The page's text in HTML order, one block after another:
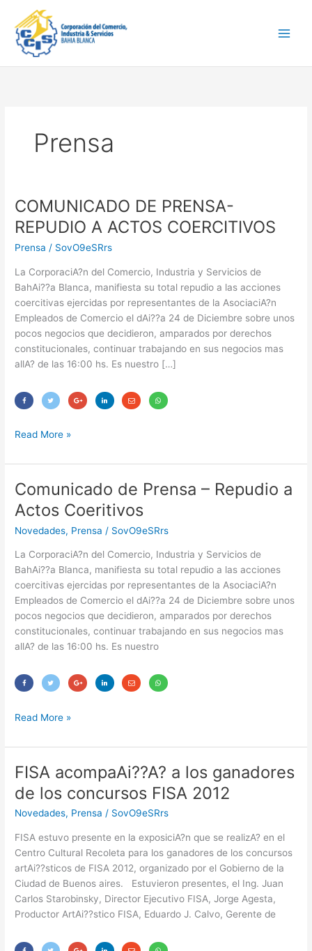
contenido
Prensa
COMUNICADO DE PRENSA-
REPUDIO A ACTOS COERCITIVOS
Prensa / SovO9eSRrs
La CorporaciA?n del Comercio, Industria y Servicios de
BahAi??a Blanca, manifiesta su total repudio a las acciones
coercitivas ejercidas por representantes de la AsociaciA?n
Empleados de Comercio el dAi??a 24 de Diciembre sobre unos
pocos negocios que decidieron, amparados por derechos
constitucionales, continuar trabajando en sus negocios mas
allA? de las 16:00 hs. Es nuestro […]
COMUNICADO
DE
PRENSA-
REPUDIO
ACTOS
Read More »
Comunicado de Prensa – Repudio a
Actos Coeritivos
Novedades, Prensa / SovO9eSRrs
La CorporaciA?n del Comercio, Industria y Servicios de
BahAi??a Blanca, manifiesta su total repudio a las acciones
coercitivas ejercidas por representantes de la AsociaciA?n
Empleados de Comercio el dAi??a 24 de Diciembre sobre unos
pocos negocios que decidieron, amparados por derechos
constitucionales, continuar trabajando en sus negocios mas
allA? de las 16:00 hs. Es nuestro
Comunicado
de
Prensa
–
Read More »
FISA acompaAi??A? a los ganadores
de los concursos FISA 2012
Novedades, Prensa / SovO9eSRrs
FISA estuvo presente en la exposiciA?n que se realizA? en el
Centro Cultural Recoleta para los ganadores de los concursos
artAi??sticos de FISA 2012, organizado por el Gobierno de la
Ciudad de Buenos aires. Estuvieron presentes, el Ing. Juan
Carlos Starobinsky, Director Ejecutivo FISA, Jorge Agesta,
Productor ArtAi??stico FISA, Eduardo J. Calvo, Gerente de
FISA
acompaAi??
A?
a